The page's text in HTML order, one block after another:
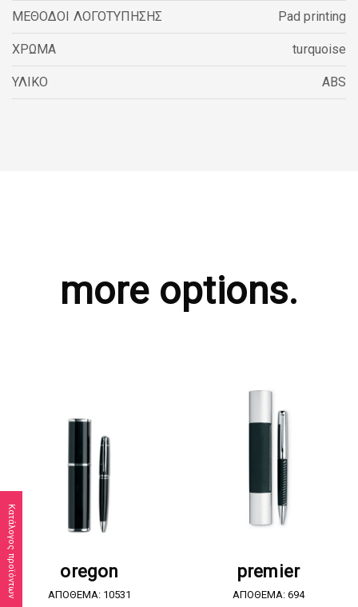
Κατάλογος προϊόντων
ΜΕΘΟΔΟΙ ΛΟΓΟΤΥΠΗΣΗΣ Pad printing
ΧΡΩΜΑ turquoise
ΥΛΙΚΟ ABS
more options.
oregon
ΑΠΟΘΕΜΑ: 10531
premier
ΑΠΟΘΕΜΑ: 694